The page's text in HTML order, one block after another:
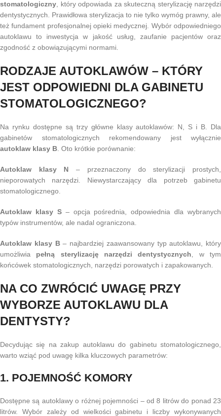
stomatologiczny , który odpowiada za skuteczną sterylizację narzędzi
dentystycznych. Prawidłowa sterylizacja to nie tylko wymóg prawny, ale
też fundament profesjonalnej opieki medycznej. Wybór odpowiedniego
autoklawu to inwestycja w jakość usług, zaufanie pacjentów oraz
zgodność z obowiązującymi normami.
RODZAJE AUTOKLAWÓW – KTÓRY
JEST ODPOWIEDNI DLA GABINETU
STOMATOLOGICZNEGO?
Na rynku dostępne są trzy główne klasy autoklawów: N, S i B. Dla
gabinetów stomatologicznych rekomendowany jest wyłącznie
autoklaw klasy B . Oto krótkie porównanie:
Autoklaw klasy N – przeznaczony do sterylizacji prostych,
nieporowatych narzędzi. Niewystarczający dla potrzeb gabinetu
stomatologicznego.
Autoklaw klasy S– opcja pośrednia, odpowiednia dla wybranych
typów instrumentów, ale nadal ograniczona.
Autoklaw klasy B– najbardziej zaawansowany typ autoklawu, który
umożliwia pełną sterylizację narzędzi dentystycznych , w tym
końcówek stomatologicznych, narzędzi porowatych i zapakowanych.
NA CO ZWRÓCIĆ UWAGĘ PRZY
WYBORZE AUTOKLAWU DLA
DENTYSTY?
Decydując się na zakup autoklawu do gabinetu stomatologicznego,
warto wziąć pod uwagę kilka kluczowych parametrów:
1. POJEMNOŚĆ KOMORY
Dostępne są autoklawy o różnej pojemności – od 8 litrów do ponad 23
litrów. Wybór zależy od wielkości gabinetu i liczby wykonywanych